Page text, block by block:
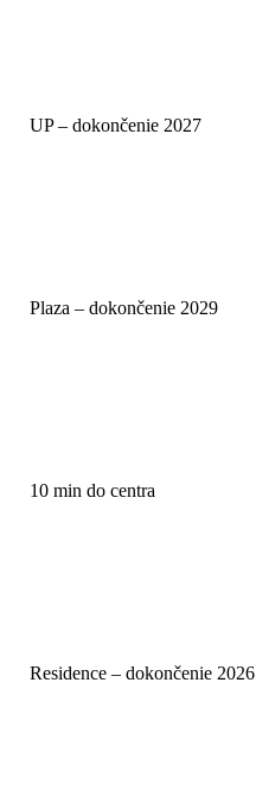
UP – dokončenie 2027
Plaza – dokončenie 2029
10 min do centra
Residence – dokončenie 2026